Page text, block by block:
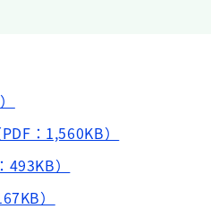
：1,560KB）
）
）